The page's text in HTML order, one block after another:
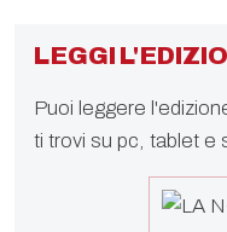
LEGGI
Puoi leggere
ti trovi su pc, tablet e